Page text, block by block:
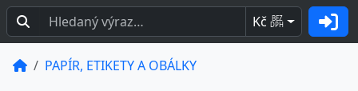
Kč BEZ
DPH
PAPÍR, ETIKETY A OBÁLKY